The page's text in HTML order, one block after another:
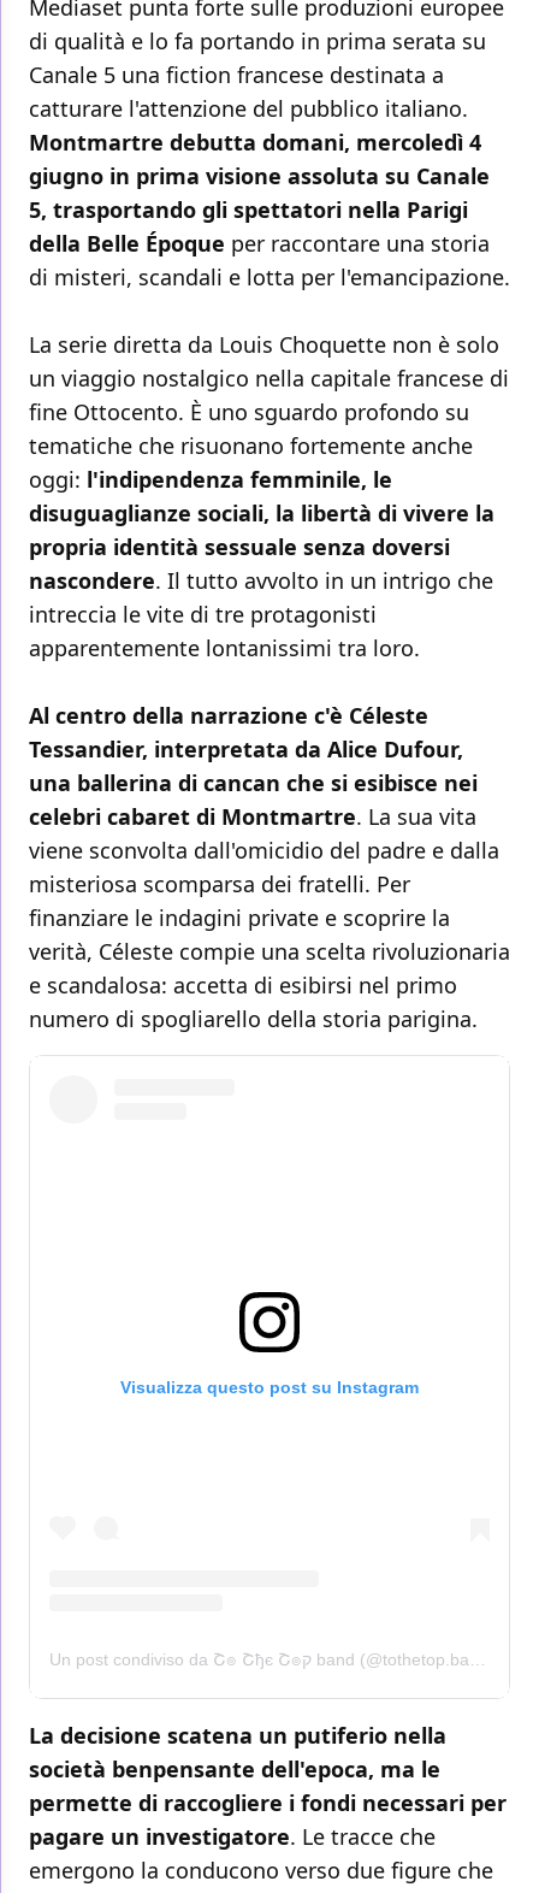
Mediaset punta forte sulle produzioni europee
di qualità e lo fa portando in prima serata su
Canale 5 una fiction francese destinata a
catturare l'attenzione del pubblico italiano.
Montmartre debutta domani, mercoledì 4
giugno in prima visione assoluta su Canale
5, trasportando gli spettatori nella Parigi
della Belle Époque per raccontare una storia
di misteri, scandali e lotta per l'emancipazione.
La serie diretta da Louis Choquette non è solo
un viaggio nostalgico nella capitale francese di
fine Ottocento. È uno sguardo profondo su
tematiche che risuonano fortemente anche
oggi: l'indipendenza femminile, le
disuguaglianze sociali, la libertà di vivere la
propria identità sessuale senza doversi
nascondere. Il tutto avvolto in un intrigo che
intreccia le vite di tre protagonisti
apparentemente lontanissimi tra loro.
Al centro della narrazione c'è Céleste
Tessandier, interpretata da Alice Dufour,
una ballerina di cancan che si esibisce nei
celebri cabaret di Montmartre. La sua vita
viene sconvolta dall'omicidio del padre e dalla
misteriosa scomparsa dei fratelli. Per
finanziare le indagini private e scoprire la
verità, Céleste compie una scelta rivoluzionaria
e scandalosa: accetta di esibirsi nel primo
numero di spogliarello della storia parigina.
Visualizza questo post su Instagram
La decisione scatena un putiferio nella
società benpensante dell'epoca, ma le
permette di raccogliere i fondi necessari per
pagare un investigatore. Le tracce che
emergono la conducono verso due figure che